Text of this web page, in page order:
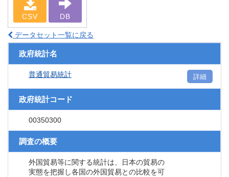
CSV DB
データセット一覧に戻る
政府統計名
普通貿易統計 詳細
政府統計コード
00350300
調査の概要
外国貿易等に関する統計は、日本の貿易の
実態を把握し各国の外国貿易との比較を可